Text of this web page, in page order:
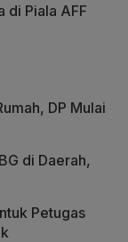
di Piala AFF
DP Mulai
di Daerah,
Petugas